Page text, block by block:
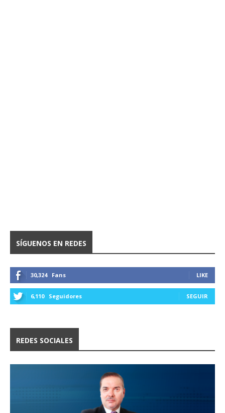
SÍGUENOS EN REDES
30,324 Fans LIKE
6,110 Seguidores SEGUIR
REDES SOCIALES